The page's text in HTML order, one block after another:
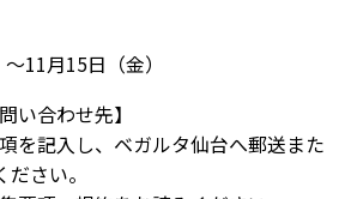
11月15日（金）
い合わせ先】
を記入し、ベガルタ仙台へ郵送また
さい。